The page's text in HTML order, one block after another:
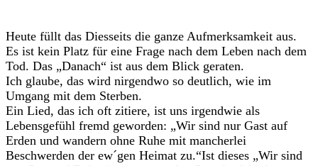
Heute füllt das Diesseits die ganze Aufmerksamkeit aus.
Es ist kein Platz für eine Frage nach dem Leben nach dem
Tod. Das „Danach“ ist aus dem Blick geraten.
Ich glaube, das wird nirgendwo so deutlich, wie im
Umgang mit dem Sterben.
Ein Lied, das ich oft zitiere, ist uns irgendwie als
Lebensgefühl fremd geworden: „Wir sind nur Gast auf
Erden und wandern ohne Ruhe mit mancherlei
Beschwerden der ew´gen Heimat zu.“Ist dieses „Wir sind